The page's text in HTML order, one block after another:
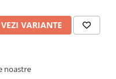
VEZI VARIANTE
noastre